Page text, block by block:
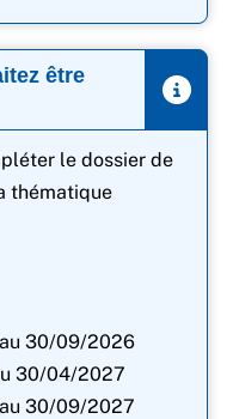
être
le dossier de
thématique
30/09/2026
30/04/2027
30/09/2027